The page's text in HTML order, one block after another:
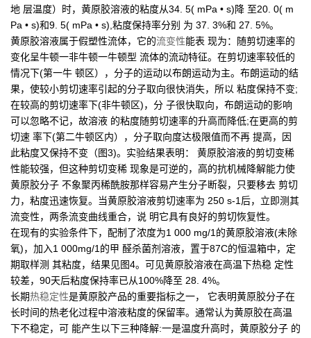
地 层温度）时，黄原胶溶液的粘度从34. 5( mPa • s)降 至20. 0( m
Pa • s)和9. 5( mPa • s),粘度保持率分别 为 37. 3%和 27. 5%。
黄原胶溶液属于假塑性流体，它的流变性能表 现为：随剪切速率的
变化呈牛顿一非牛顿一牛顿型 流体的流动特征。在剪切速率较低的
情况下(第一牛 顿区），分子的运动以布朗运动为主。布朗运动的结
果，使较小剪切速率引起的分子取向很快消失，所以 粘度保持不变;
在较高的剪切速率下(非牛顿区)，分 子很快取向，布朗运动的影响
可以忽略不记，故溶液 的粘度随剪切速率的升高而降低;在更高的剪
切速 率下(第二牛顿区内），分子取向度达极限值而不再 提高，因
此粘度又保持不变（图3)。实验结果表明： 黄原胶溶液的剪切变稀
性能较强，但这种剪切变稀 现象是可逆的，高的抗机械降解能力使
黄原胶分子 不象聚丙稀酰胺那样容易产生分子断裂，只要移去 剪切
力，粘度迅速恢复。当黄原胶溶液剪切速率为 250 s-1后，立即测其
流变性，两条流变曲线重合，说 明它具有良好的剪切恢复性。
在现有的实验条件下，配制了浓度为1 000 mg/1的黄原胶溶液(未除
氧)，加入1 000mg/1的甲 醛杀菌剂溶液，置于87C的恒温箱中，定
期取样测 其粘度，结果见图4。可见黄原胶溶液在高温下热稳 定性
较差，90天后粘度保持率已从100%降至 28. 4%。
长期热稳定性是黄原胶产品的重要指标之一， 它表明黄原胶分子在
长时间的热老化过程中溶液粘度的保留率。通常认为黄原胶在高温
下不稳定，可 能产生以下三种降解:一是温度升高时，黄原胶分子 的